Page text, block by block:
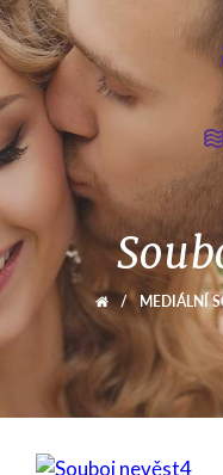
/ MEDIÁLNÍ